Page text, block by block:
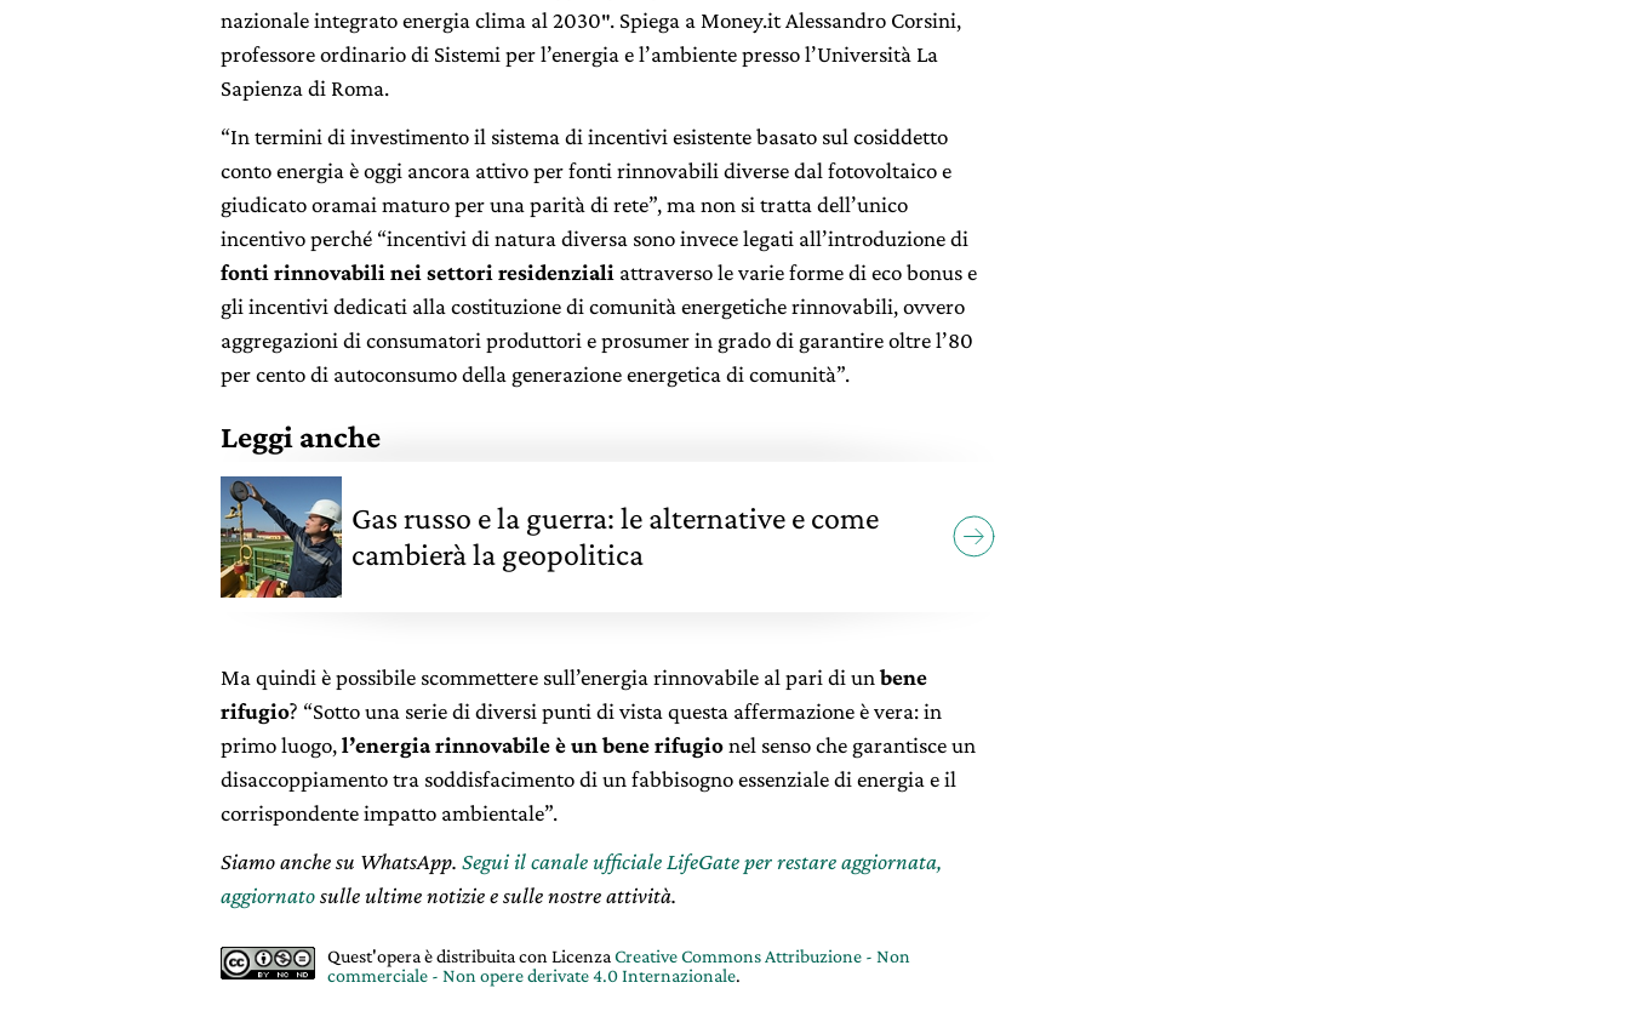
nazionale integrato energia clima al 2030″. Spiega a Money.it Alessandro Corsini,
professore ordinario di Sistemi per l’energia e l’ambiente presso l’Università La
Sapienza di Roma.
“In termini di investimento il sistema di incentivi esistente basato sul cosiddetto
conto energia è oggi ancora attivo per fonti rinnovabili diverse dal fotovoltaico e
giudicato oramai maturo per una parità di rete”, ma non si tratta dell’unico
incentivo perché “incentivi di natura diversa sono invece legati all’introduzione di
fonti rinnovabili nei settori residenziali attraverso le varie forme di eco bonus e
gli incentivi dedicati alla costituzione di comunità energetiche rinnovabili, ovvero
aggregazioni di consumatori produttori e prosumer in grado di garantire oltre l’80
per cento di autoconsumo della generazione energetica di comunità”.
Leggi anche
Gas russo e la guerra: le alternative e come
cambierà la geopolitica
Ma quindi è possibile scommettere sull’energia rinnovabile al pari di unbene
rifugio? “Sotto una serie di diversi punti di vista questa affermazione è vera: in
primo luogo,l’energia rinnovabile è un bene rifugionel senso che garantisce un
disaccoppiamento tra soddisfacimento di un fabbisogno essenziale di energia e il
corrispondente impatto ambientale”.
Siamo anche su WhatsApp. Segui il canale ufficiale LifeGate per restare aggiornata,
aggiornatosulle ultime notizie e sulle nostre attività.
Quest'opera è distribuita con Licenza Creative Commons Attribuzione - Non
commerciale - Non opere derivate 4.0 Internazionale.